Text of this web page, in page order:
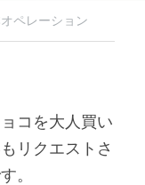
オペレーション
コを大人買い
リクエストさ
。